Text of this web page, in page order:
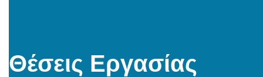
Θέσεις Εργασίας